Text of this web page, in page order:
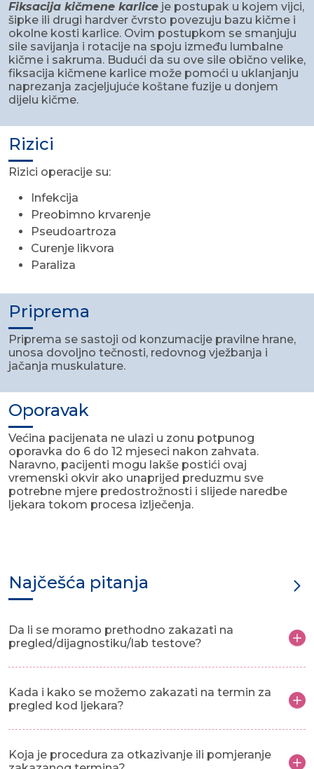
Fiksacija kičmene karlice je postupak u kojem vijci,
šipke ili drugi hardver čvrsto povezuju bazu kičme i
okolne kosti karlice. Ovim postupkom se smanjuju
sile savijanja i rotacije na spoju između lumbalne
kičme i sakruma. Budući da su ove sile obično velike,
fiksacija kičmene karlice može pomoći u uklanjanju
naprezanja zacjeljujuće koštane fuzije u donjem
dijelu kičme.
Rizici
Rizici operacije su:
Infekcija
Preobimno krvarenje
Pseudoartroza
Curenje likvora
Paraliza
Priprema
Priprema se sastoji od konzumacije pravilne hrane,
unosa dovoljno tečnosti, redovnog vježbanja i
jačanja muskulature.
Oporavak
Većina pacijenata ne ulazi u zonu potpunog
oporavka do 6 do 12 mjeseci nakon zahvata.
Naravno, pacijenti mogu lakše postići ovaj
vremenski okvir ako unaprijed preduzmu sve
potrebne mjere predostrožnosti i slijede naredbe
ljekara tokom procesa izlječenja.
Najčešća pitanja
Da li se moramo prethodno zakazati na
pregled/dijagnostiku/lab testove?
Kada i kako se možemo zakazati na termin za
pregled kod ljekara?
Koja je procedura za otkazivanje ili pomjeranje